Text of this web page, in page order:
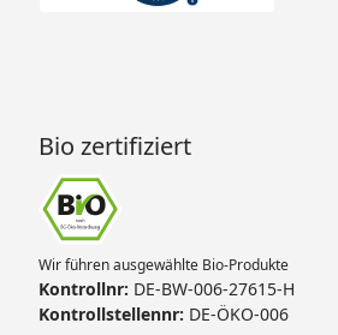
Bio zertifiziert
Wir führen ausgewählte Bio-Produkte
Kontrollnr: DE-BW-006-27615-H
Kontrollstellennr: DE-ÖKO-006